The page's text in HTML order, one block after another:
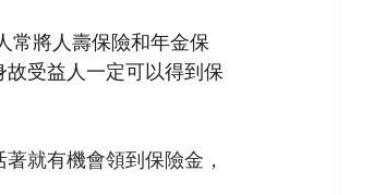
常將人壽保險和年金保
受益人一定可以得到保
就有機會領到保險金，